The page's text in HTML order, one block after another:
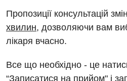
Для дорослих
Акушерство і гінекологія
Алергологія, імунологія
Офтальмологічне відділення
Педіатричне відділення
Терапевтичне відділення
Російська
Пропозиції консультацій
хвилин, дозволяючи вам
лікаря вчасно.
Все що необхідно - це
“Записатися на прийом" і